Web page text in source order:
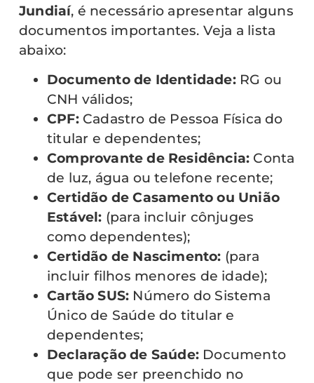
Jundiaí, é necessário apresentar alguns
documentos importantes. Veja a lista
abaixo:
Documento de Identidade:RG ou
CNH válidos;
CPF:Cadastro de Pessoa Física do
titular e dependentes;
Comprovante de Residência: Conta
de luz, água ou telefone recente;
Certidão de Casamento ou União
Estável: (para incluir cônjuges
como dependentes);
Certidão de Nascimento: (para
incluir filhos menores de idade);
Cartão SUS: Número do Sistema
Único de Saúde do titular e
dependentes;
Declaração de Saúde: Documento
que pode ser preenchido no